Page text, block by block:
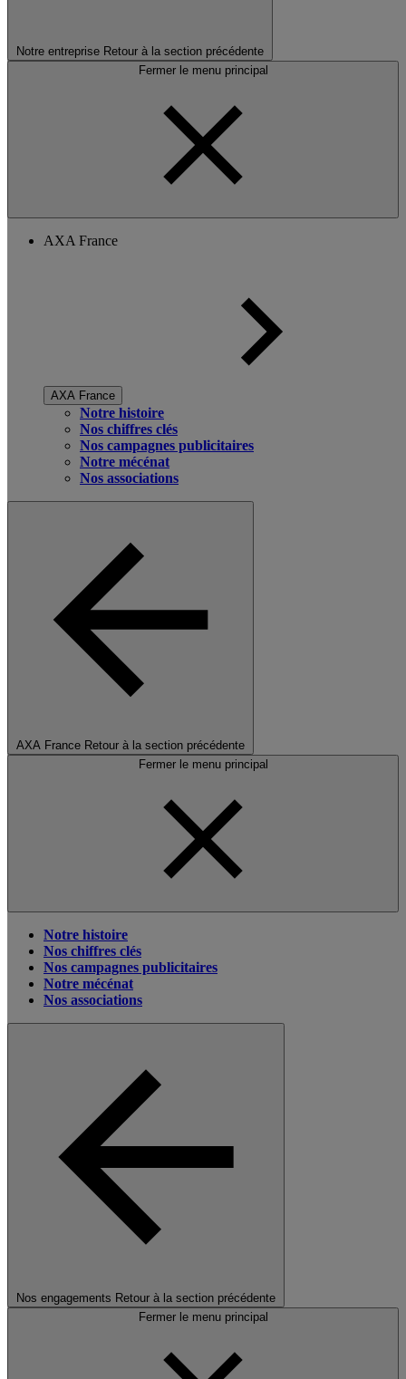
Notre entreprise Retour à la section précédente
Fermer le menu principal
AXA France
AXA France
Notre histoire
Nos chiffres clés
Nos campagnes publicitaires
Notre mécénat
Nos associations
AXA France Retour à la section précédente
Fermer le menu principal
Notre histoire
Nos chiffres clés
Nos campagnes publicitaires
Notre mécénat
Nos associations
Nos engagements Retour à la section précédente
Fermer le menu principal